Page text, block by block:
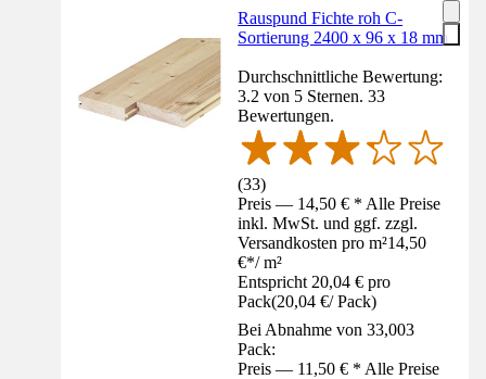
Rauspund Fichte roh C-
Sortierung 2400 x 96 x 18 mm
Durchschnittliche Bewertung:
3.2 von 5 Sternen. 33
Bewertungen.
(33)
Preis — 14,50 € * Alle Preise
inkl. MwSt. und ggf. zzgl.
Versandkosten pro m²14,50
€*/ m²
Entspricht 20,04 € pro
Pack(20,04 €/ Pack)
Bei Abnahme von 33,003
Pack:
Preis — 11,50 € * Alle Preise